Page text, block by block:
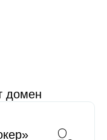
домен